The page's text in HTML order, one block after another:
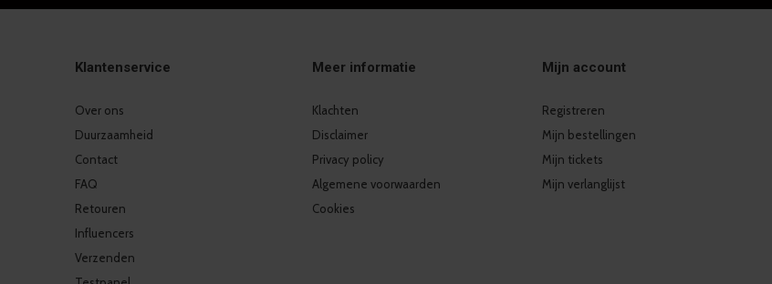
Klantenservice
Over ons
Duurzaamheid
Contact
FAQ
Retouren
Influencers
Verzenden
Meer informatie
Klachten
Disclaimer
Privacy policy
Algemene voorwaarden
Cookies
Mijn account
Registreren
Mijn bestellingen
Mijn tickets
Mijn verlanglijst